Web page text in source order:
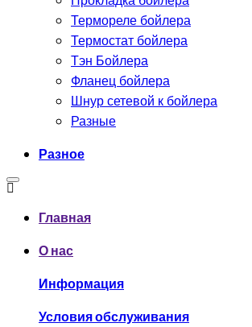
Термореле бойлера
Термостат бойлера
Тэн Бойлера
Фланец бойлера
Шнур сетевой к бойлера
Разные
Разное
Главная
О нас
Информация
Условия обслуживания